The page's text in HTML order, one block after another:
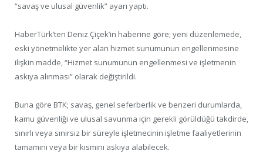
“savaş ve ulusal güvenlik” ayarı yaptı.
HaberTürk’ten Deniz Çiçek’in haberine göre; yeni düzenlemede,
eski yönetmelikte yer alan hizmet sunumunun engellenmesine
ilişkin madde, “Hizmet sunumunun engellenmesi ve işletmenin
askıya alınması” olarak değiştirildi.
Buna göre BTK; savaş, genel seferberlik ve benzeri durumlarda,
kamu güvenliği ve ulusal savunma için gerekli görüldüğü takdirde,
sınırlı veya sınırsız bir süreyle işletmecinin işletme faaliyetlerinin
tamamını veya bir kısmını askıya alabilecek.